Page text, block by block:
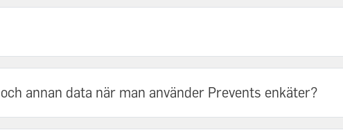
annan data när man använder Prevents enkäter?